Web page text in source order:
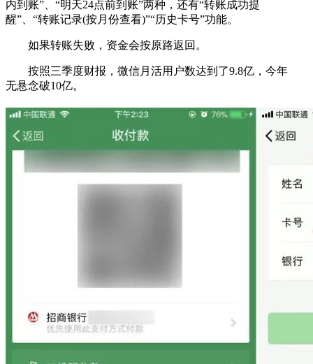
内到账”、“明天24点前到账”两种，还有“转账成功提
醒”、“转账记录(按月份查看)”“历史卡号”功能。
如果转账失败，资金会按原路返回。
按照三季度财报，微信月活用户数达到了9.8亿，今年
无悬念破10亿。